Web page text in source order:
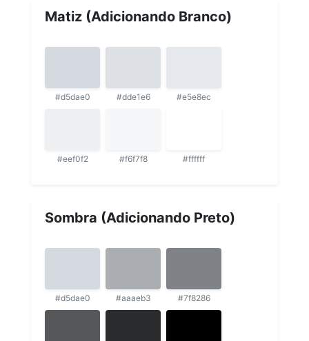
Matiz (Adicionando Branco)
#d5dae0 #dde1e6 #e5e8ec
#eef0f2 #f6f7f8 #ffffff
Sombra (Adicionando Preto)
#d5dae0 #aaaeb3 #7f8286